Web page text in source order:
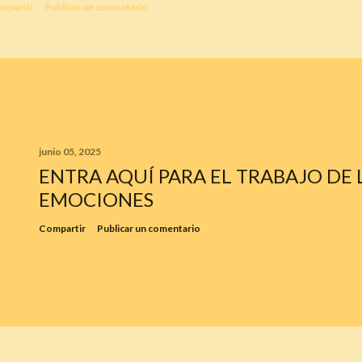
Publicar un comentario
junio 05, 2025
ENTRA AQUÍ PARA EL TRABAJO DE
EMOCIONES
Compartir Publicar un comentario